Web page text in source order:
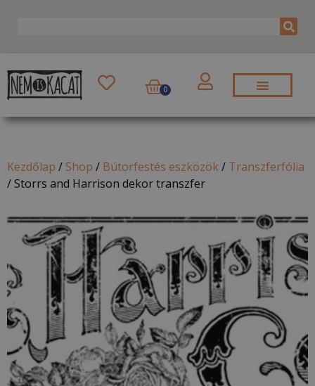
0
Kezdőlap / Shop / Bútorfestés eszközök/ Transzferfólia
/Storrs and Harrison dekor transzfer